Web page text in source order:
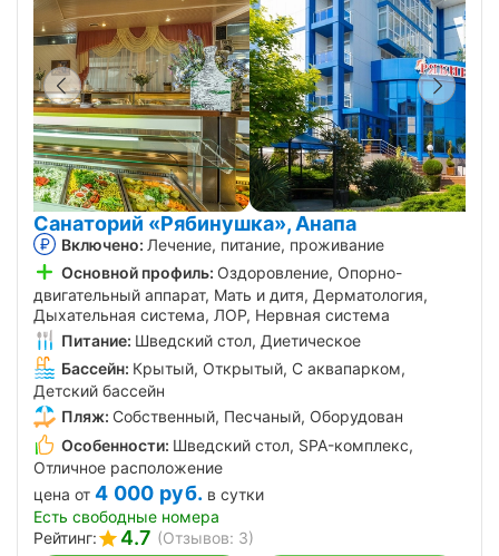
Санаторий «Рябинушка», Анапа
Включено: Лечение, питание, проживание
Основной профиль: Оздоровление, Опорно-
двигательный аппарат, Мать и дитя, Дерматология,
Дыхательная система, ЛОР, Нервная система
Питание: Шведский стол, Диетическое
Бассейн: Крытый, Открытый, С аквапарком,
Детский бассейн
Пляж: Собственный, Песчаный, Оборудован
Особенности: Шведский стол, SPA-комплекс,
Отличное расположение
цена от 4 000 руб. в сутки
Есть свободные номера
Рейтинг:
4.7 (Отзывов: 3)